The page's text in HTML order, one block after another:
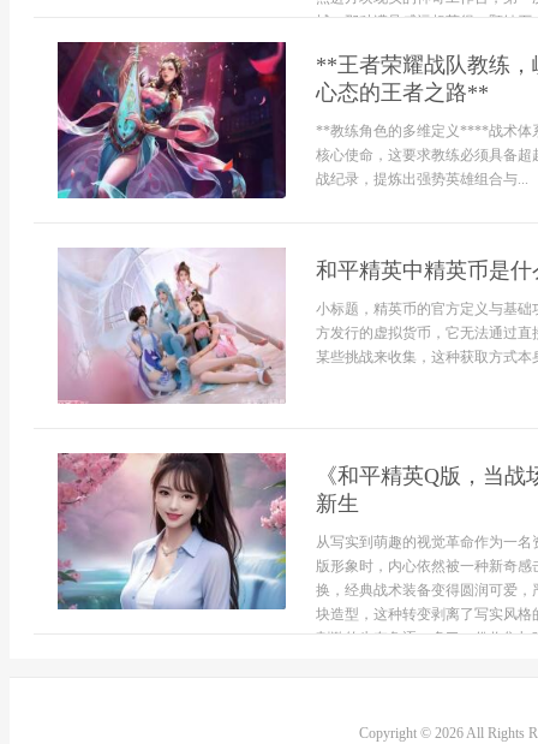
械，那种满足感远超获得一颗钻石
**王者荣耀战队教练，
心态的王者之路**
**教练角色的多维定义****战术体
核心使命，这要求教练必须具备
战纪录，提炼出强势英雄组合与...
和平精英中精英币是
小标题，精英币的官方定义与基
方发行的虚拟货币，它无法通过
某些挑战来收集，这种获取方式
《和平精英Q版，当
新生
从写实到萌趣的视觉革命作为一
版形象时，内心依然被一种新奇
换，经典战术装备变得圆润可爱
块造型，这种转变剥离了写实风
刺激的生存角逐，多了一份收集
Copyright © 2026 All Rights